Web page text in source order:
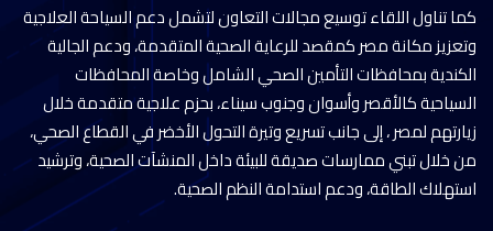
كما تناول اللقاء توسيع مجالات التعاون لتشمل دعم السياحة العلاجية
وتعزيز مكانة مصر كمقصد للرعاية الصحية المتقدمة، ودعم الجالية
الكندية بمحافظات التأمين الصحي الشامل وخاصة المحافظات
السياحية كالأقصر وأسوان وجنوب سيناء، بحزم علاجية متقدمة خلال
زيارتهم لمصر ، إلى جانب تسريع وتيرة التحول الأخضر في القطاع الصحي،
من خلال تبني ممارسات صديقة للبيئة داخل المنشآت الصحية، وترشيد
استهلاك الطاقة، ودعم استدامة النظم الصحية.